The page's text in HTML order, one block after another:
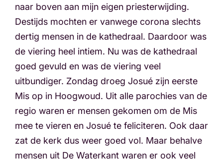
naar boven aan mijn eigen priesterwijding.
Destijds mochten er vanwege corona slechts
dertig mensen in de kathedraal. Daardoor was
de viering heel intiem. Nu was de kathedraal
goed gevuld en was de viering veel
uitbundiger. Zondag droeg Josué zijn eerste
Mis op in Hoogwoud. Uit alle parochies van de
regio waren er mensen gekomen om de Mis
mee te vieren en Josué te feliciteren. Ook daar
zat de kerk dus weer goed vol. Maar behalve
mensen uit De Waterkant waren er ook veel